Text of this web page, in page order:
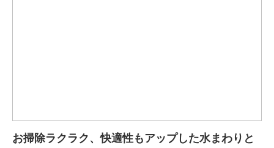
お掃除ラクラク、快適性もアップした水まわりと